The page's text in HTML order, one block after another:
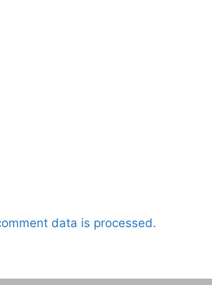
data is processed.